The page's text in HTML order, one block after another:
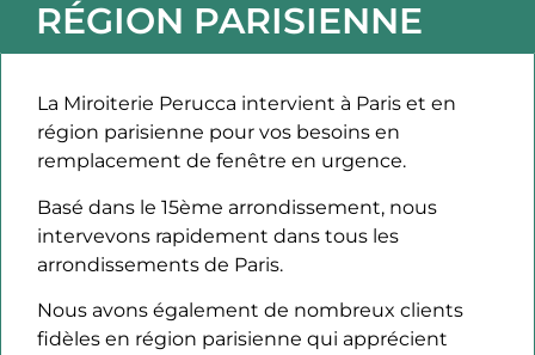
RÉGION PARISIENNE​
La Miroiterie Perucca intervient à Paris et en
région parisienne pour vos besoins en
remplacement de fenêtre en urgence.
Basé dans le 15ème arrondissement, nous
intervevons rapidement dans tous les
arrondissements de Paris.
Nous avons également de nombreux clients
fidèles en région parisienne qui apprécient